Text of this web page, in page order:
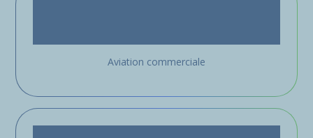
Aviation commerciale